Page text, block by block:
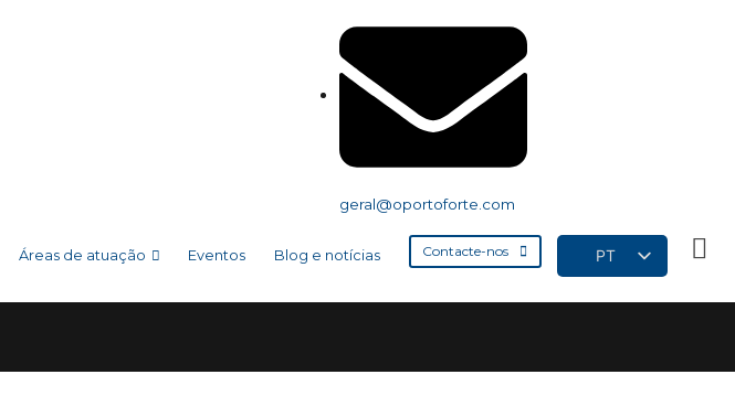
geral@oportoforte.com
Áreas de atuação Eventos Blog e notícias Contacte-nos
PT
EN
FR